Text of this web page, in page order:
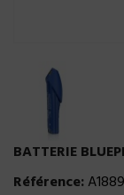
BATTERIE
Référence: